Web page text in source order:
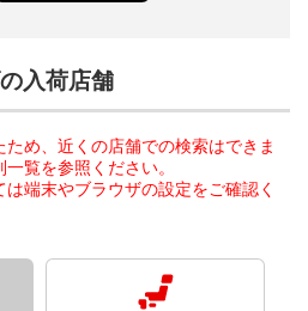
入荷店舗
め、近くの店舗での検索はできま
覧を参照ください。
端末やブラウザの設定をご確認く